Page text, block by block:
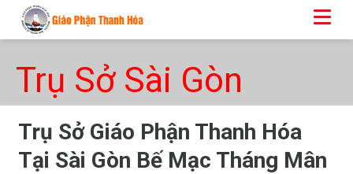
Trụ Sở Sài Gòn
Trụ Sở Giáo Phận Thanh Hóa
Tại Sài Gòn Bế Mạc Tháng Mân